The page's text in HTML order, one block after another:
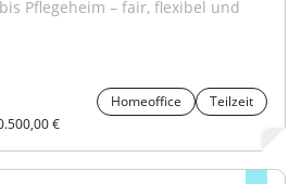
Pflegeheim – fair, flexibel und
Homeoffice
Teilzeit
€